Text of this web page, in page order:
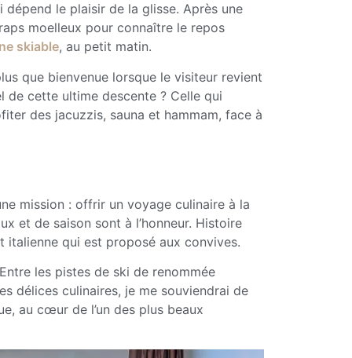
le plaisir de la glisse. Après une
moelleux pour connaître le repos
skiable, au petit matin.
que bienvenue lorsque le visiteur revient
de cette ultime descente ? Celle qui
des jacuzzis, sauna et hammam, face à
mission : offrir un voyage culinaire à la
et de saison sont à l’honneur. Histoire
italienne qui est proposé aux convives.
les pistes de ski de renommée
délices culinaires, je me souviendrai de
au cœur de l’un des plus beaux